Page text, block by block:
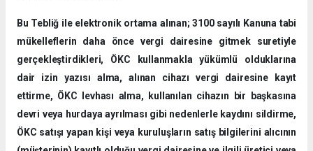
Bu Tebliğ ile elektronik ortama alınan; 3100 sayılı Kanuna tabi
mükelleflerin daha önce vergi dairesine gitmek suretiyle
gerçekleştirdikleri, ÖKC kullanmakla yükümlü olduklarına
dair izin yazısı alma, alınan cihazı vergi dairesine kayıt
ettirme, ÖKC levhası alma, kullanılan cihazın bir başkasına
devri veya hurdaya ayrılması gibi nedenlerle kaydını sildirme,
ÖKC satışı yapan kişi veya kuruluşların satış bilgilerini alıcının